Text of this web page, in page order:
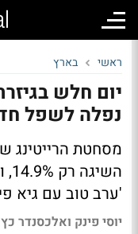
ראשי בארץ
יום חלש
נפלה לשפל חדש -
'ערב טוב עם גיא פינס'
יוסי פינק ואלכסנדר כץ